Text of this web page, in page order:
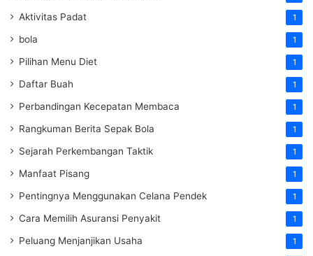
Aktivitas Padat 1
bola 1
Pilihan Menu Diet 1
Daftar Buah 1
Perbandingan Kecepatan Membaca 1
Rangkuman Berita Sepak Bola 1
Sejarah Perkembangan Taktik 1
Manfaat Pisang 1
Pentingnya Menggunakan Celana Pendek 1
Cara Memilih Asuransi Penyakit 1
Peluang Menjanjikan Usaha 1